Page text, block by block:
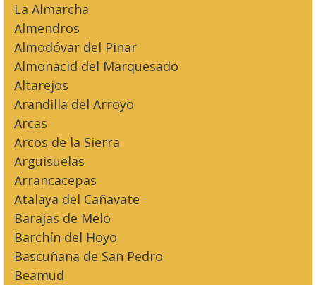
La Almarcha
Almendros
Almodóvar del Pinar
Almonacid del Marquesado
Altarejos
Arandilla del Arroyo
Arcas
Arcos de la Sierra
Arguisuelas
Arrancacepas
Atalaya del Cañavate
Barajas de Melo
Barchín del Hoyo
Bascuñana de San Pedro
Beamud